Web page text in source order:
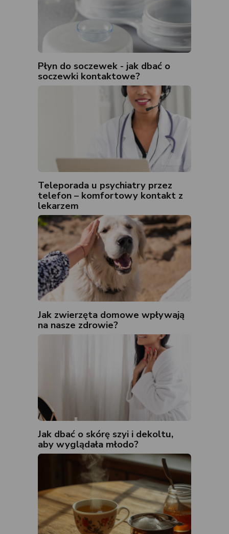
Płyn do soczewek - jak dbać o
soczewki kontaktowe?
Teleporada u psychiatry przez
telefon – komfortowy kontakt z
lekarzem
Jak zwierzęta domowe wpływają
na nasze zdrowie?
Jak dbać o skórę szyi i dekoltu,
aby wyglądała młodo?